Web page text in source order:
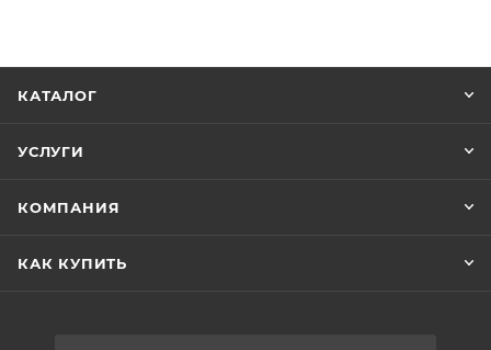
КАТАЛОГ
УСЛУГИ
КОМПАНИЯ
КАК КУПИТЬ